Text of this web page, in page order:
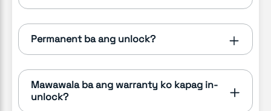
Permanent ba ang unlock?
Mawawala ba ang warranty ko kapag in-
unlock?